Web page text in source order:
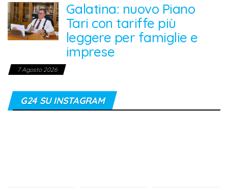
Galatina: nuovo Piano
Tari con tariffe più
leggere per famiglie e
imprese
7 Agosto 2026
G24 SU INSTAGRAM